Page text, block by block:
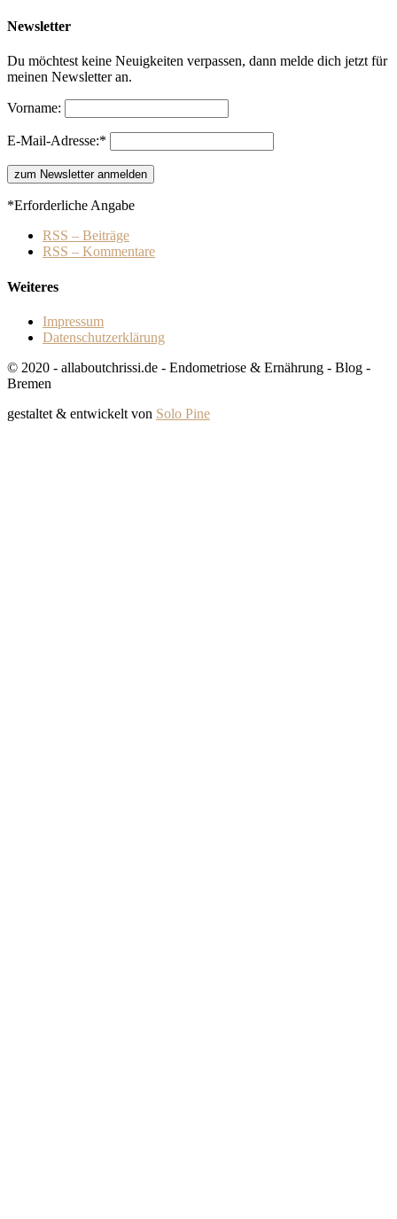
Newsletter
Du möchtest keine Neuigkeiten verpassen, dann melde dich jetzt für
meinen Newsletter an.
Vorname:
E-Mail-Adresse:*
*Erforderliche Angabe
RSS – Beiträge
RSS – Kommentare
Weiteres
Impressum
Datenschutzerklärung
© 2020 - allaboutchrissi.de - Endometriose & Ernährung - Blog -
Bremen
gestaltet & entwickelt von Solo Pine